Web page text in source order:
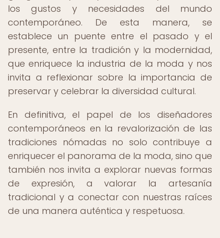
los gustos y necesidades del mundo
contemporáneo. De esta manera, se
establece un puente entre el pasado y el
presente, entre la tradición y la modernidad,
que enriquece la industria de la moda y nos
invita a reflexionar sobre la importancia de
preservar y celebrar la diversidad cultural.
En definitiva, el papel de los diseñadores
contemporáneos en la revalorización de las
tradiciones nómadas no solo contribuye a
enriquecer el panorama de la moda, sino que
también nos invita a explorar nuevas formas
de expresión, a valorar la artesanía
tradicional y a conectar con nuestras raíces
de una manera auténtica y respetuosa.